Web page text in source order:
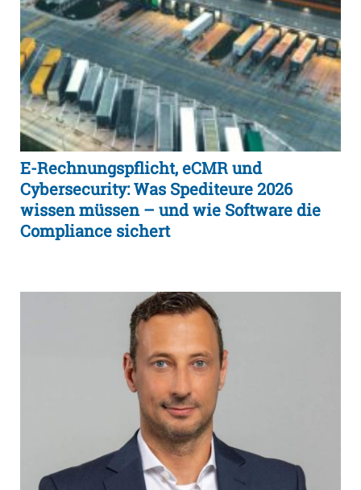
E-Rechnungspflicht, eCMR und
Cybersecurity: Was Spediteure 2026
wissen müssen – und wie Software die
Compliance sichert